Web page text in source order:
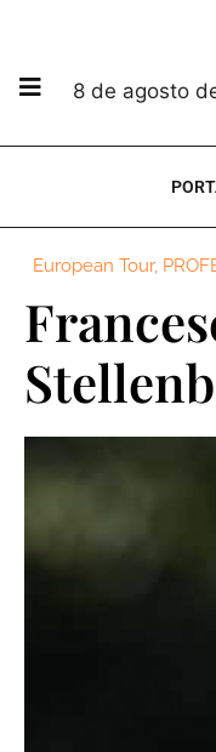
8 de agosto
European Tour,